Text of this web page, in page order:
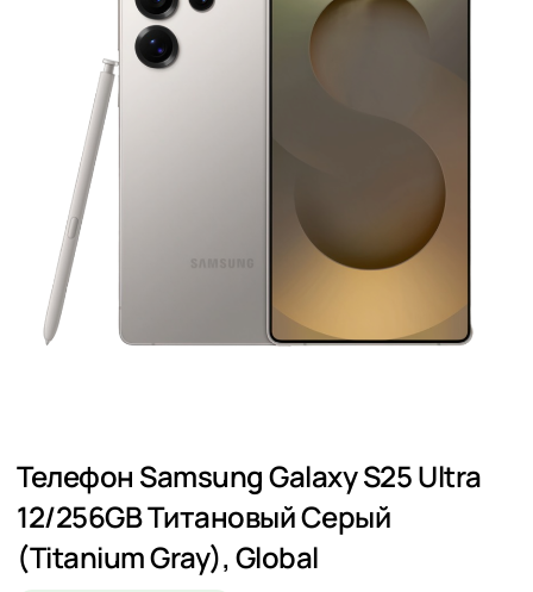
Телефон Samsung Galaxy S25 Ultra
12/256GB Титановый Серый
(Titanium Gray), Global